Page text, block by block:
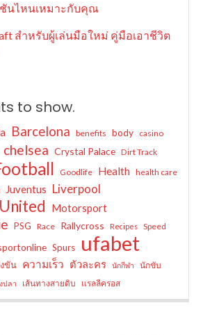
ชันไหนเหมาะกับคุณ
สำหรับผู้เล่นมือใหม่ คู่มือเอาชีวิต
to show.
Barcelona benefits body casino
chelsea Crystal Palace Dirt Track
Goodlife Health health care
Juventus Liverpool
Motorsport
PSG Race Rallycross Recipes Speed
Spurs ufabet
ขัน ความเร็ว ตัวละคร นักกีฬา นักขับ
ปลา เส้นทางสายดิบ แรลลีครอส